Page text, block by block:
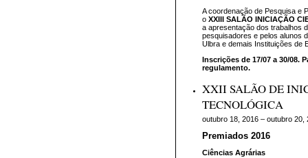
A coordenação de Pesquisa e
o XXIII SALÃO INICIAÇÃO
a apresentação dos trabalhos
pesquisadores e pelos alunos
Ulbra e demais Instituições de
Inscrições de 17/07 a 30/08.
regulamento.
XXII SALÃO DE
TECNOLÓGICA
outubro 18, 2016 – outubro 20,
Premiados 2016
Ciências Agrárias